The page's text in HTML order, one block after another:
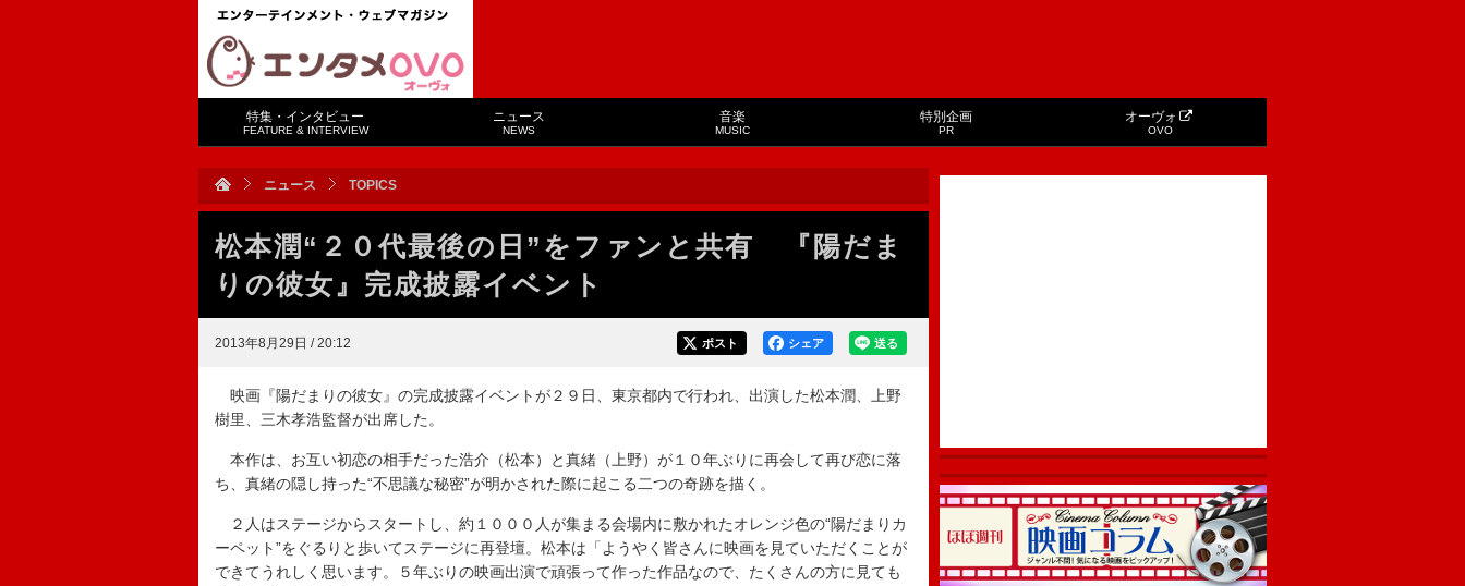
特集・インタビュー
FEATURE & INTERVIEW
ニュース
NEWS
音楽
MUSIC
特別企画
PR
オーヴォ
OVO
ニュース TOPICS
松本潤“２０代最後の日”をファンと共有 『陽だま
りの彼女』完成披露イベント
2013年8月29日 / 20:12 送る
シェア
ポスト
映画『陽だまりの彼女』の完成披露イベントが２９日、東京都内で行われ、出演した松本潤、上野
樹里、三木孝浩監督が出席した。
本作は、お互い初恋の相手だった浩介（松本）と真緒（上野）が１０年ぶりに再会して再び恋に落
ち、真緒の隠し持った“不思議な秘密”が明かされた際に起こる二つの奇跡を描く。
２人はステージからスタートし、約１０００人が集まる会場内に敷かれたオレンジ色の“陽だまりカ
ーペット”をぐるりと歩いてステージに再登壇。松本は「ようやく皆さんに映画を見ていただくことが
できてうれしく思います。５年ぶりの映画出演で頑張って作った作品なので、たくさんの方に見ても